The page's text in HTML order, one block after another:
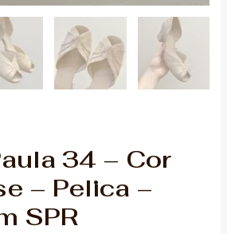
34 – Cor
– Pelica –
SPR